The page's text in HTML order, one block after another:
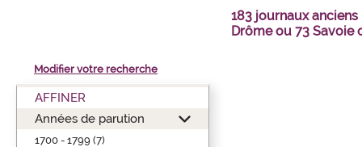
183 journaux
Drôme ou 73 Savoie
Modifier votre recherche
AFFINER
Années de parution
1700 - 1799 (7)